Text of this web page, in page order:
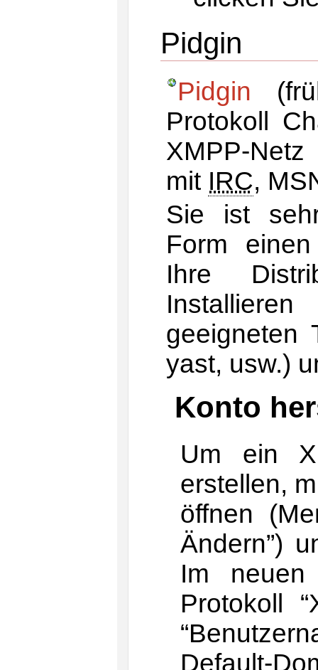
Pidgin
Pidgin
Protokoll
XMPP-
mit IRC,
Sie ist
Form
Ihre
geeigneten
yast, usw.)
Konto
Um ein
erstellen,
öffnen
Ändern”)
Im
Protokoll
Default-